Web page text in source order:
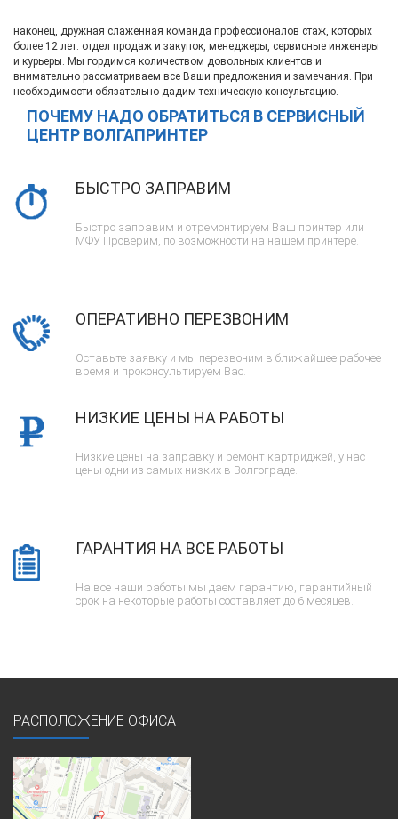
наконец, дружная слаженная команда профессионалов стаж, которых
более 12 лет: отдел продаж и закупок, менеджеры, сервисные инженеры
и курьеры. Мы гордимся количеством довольных клиентов и
внимательно рассматриваем все Ваши предложения и замечания. При
необходимости обязательно дадим техническую консультацию.
ПОЧЕМУ НАДО ОБРАТИТЬСЯ В СЕРВИСНЫЙ
ЦЕНТР ВОЛГАПРИНТЕР
БЫСТРО ЗАПРАВИМ
Быстро заправим и отремонтируем Ваш принтер или
МФУ. Проверим, по возможности на нашем принтере.
ОПЕРАТИВНО ПЕРЕЗВОНИМ
Оставьте заявку и мы перезвоним в ближайшее рабочее
время и проконсультируем Вас.
НИЗКИЕ ЦЕНЫ НА РАБОТЫ
Низкие цены на заправку и ремонт картриджей, у нас
цены одни из самых низких в Волгограде.
ГАРАНТИЯ НА ВСЕ РАБОТЫ
На все наши работы мы даем гарантию, гарантийный
срок на некоторые работы составляет до 6 месяцев.
РАСПОЛОЖЕНИЕ ОФИСА